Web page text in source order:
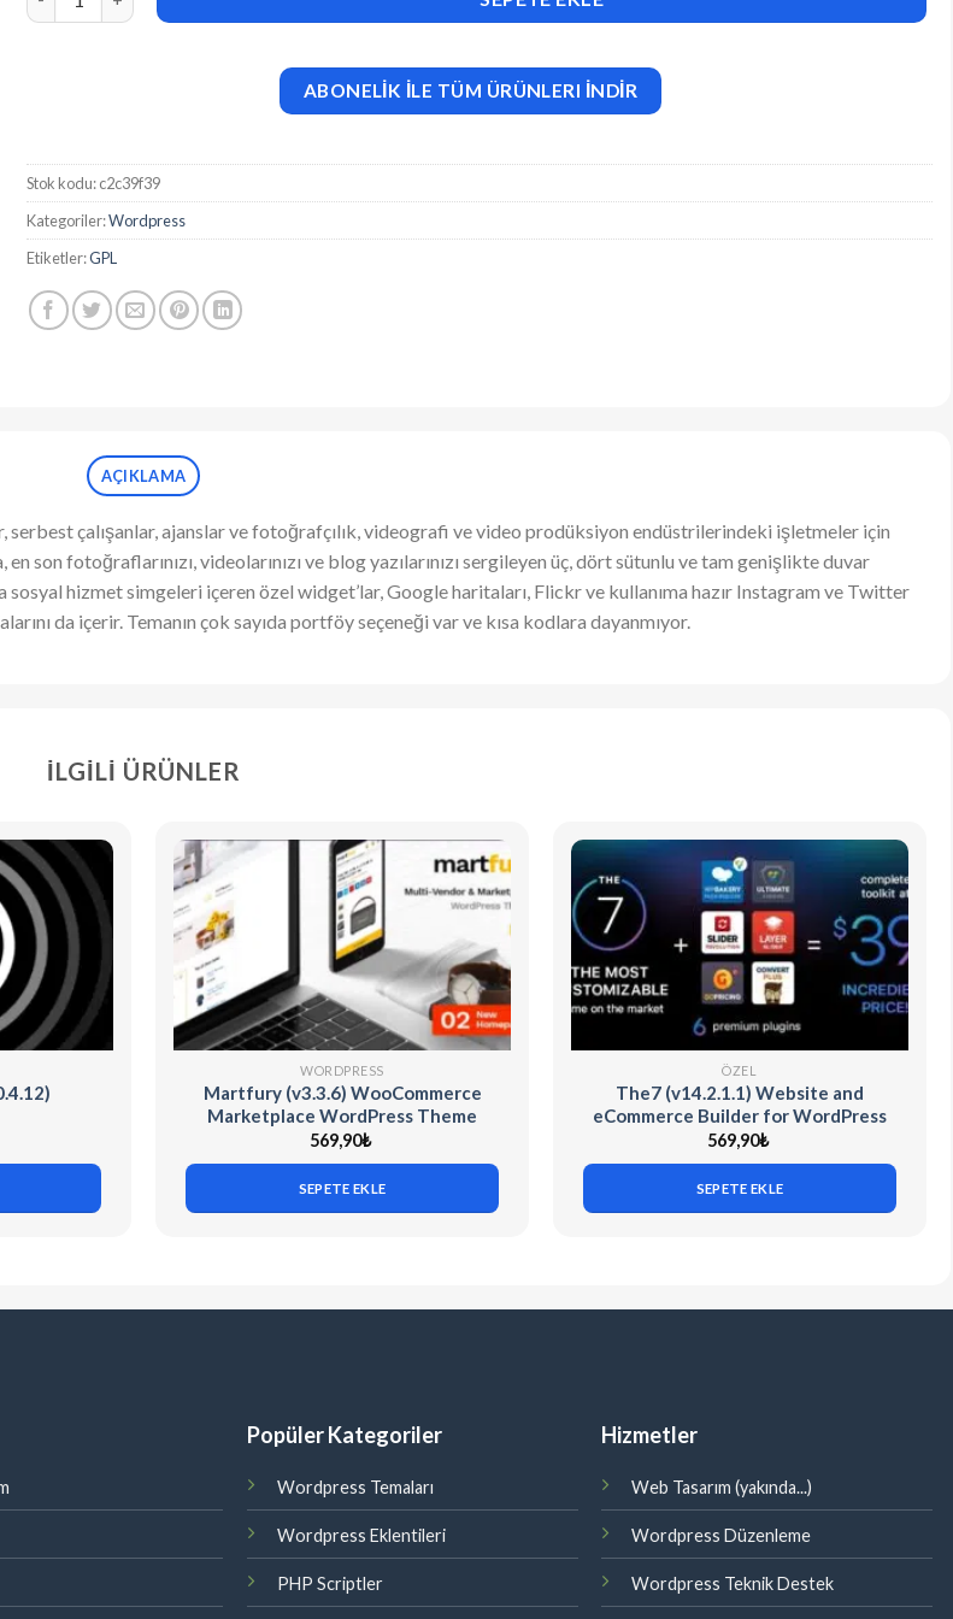
ÖZEL
WP Rocket (v3.21.2) Caching
Plugin for WordPress
SEPETE EKLE
ABONELİK İLE TÜM ÜRÜNLERI İNDİR
Stok kodu:c2c39f39
Kategoriler:Wordpress
Etiketler:GPL
AÇIKLAMA
serbest çalışanlar, ajanslar ve fotoğrafçılık, videografi ve video prodüksiyon endüstrilerindeki işletmeler için
son fotoğraflarınızı, videolarınızı ve blog yazılarınızı sergileyen üç, dört sütunlu ve tam genişlikte duvar
hizmet simgeleri içeren özel widget’lar, Google haritaları, Flickr ve kullanıma hazır Instagram ve Twitter
da içerir. Temanın çok sayıda portföy seçeneği var ve kısa kodlara dayanmıyor.
İLGILI ÜRÜNLER
WORDPRESS
Martfury (v3.3.6) WooCommerce
Marketplace WordPress Theme
569,90₺
SEPETE EKLE
ÖZEL
The7 (v14.2.1.1) Website and
eCommerce Builder for WordPress
569,90₺
SEPETE EKLE
Popüler Kategoriler
Wordpress Temaları
Wordpress Eklentileri
PHP Scriptler
Hizmetler
Web Tasarım (yakında...)
Wordpress Düzenleme
Wordpress Teknik Destek